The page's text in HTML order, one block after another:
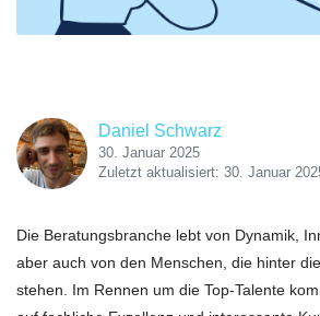
Daniel Schwarz
30. Januar 2025
Zuletzt aktualisiert: 30. Januar
Die Beratungsbranche lebt von Dynamik,
aber auch von den Menschen, die hinter
stehen. Im Rennen um die Top-Talente